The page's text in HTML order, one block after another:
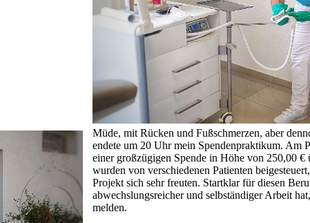
Müde, mit Rücken und Fußschmerzen, aber
endete um 20 Uhr mein Spendenpraktikum. Am
einer großzügigen Spende in Höhe von 250,00 €
wurden von verschiedenen Patienten
Projekt sich sehr freuten. Startklar für diesen
abwechslungsreicher und selbständiger Arbeit
melden.